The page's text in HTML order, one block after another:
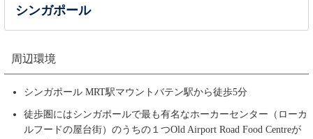
シンガポール
周辺環境
シンガポール MRT駅マウントバテン駅から徒歩5分
徒歩圏にはシンガポールで最も有名なホーカーセンター（ローカ
ルフードの屋台街）のうちの１つOld Airport Road Food Centreが